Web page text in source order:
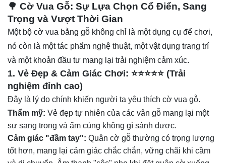
🌳 Cờ Vua Gỗ: Sự Lựa Chọn Cổ Điển, Sang
Trọng và Vượt Thời Gian
Một bộ cờ vua bằng gỗ không chỉ là một dụng cụ để chơi,
nó còn là một tác phẩm nghệ thuật, một vật dụng trang trí
và một khoản đầu tư mang lại trải nghiệm cảm xúc.
1. Vẻ Đẹp & Cảm Giác Chơi: ⭐⭐⭐⭐⭐ (Trải
nghiệm đỉnh cao)
Đây là lý do chính khiến người ta yêu thích cờ vua gỗ.
Thẩm mỹ: Vẻ đẹp tự nhiên của các vân gỗ mang lại một
sự sang trọng và ấm cúng không gì sánh được.
Cảm giác "đầm tay": Quân cờ gỗ thường có trọng lượng
tốt hơn, mang lại cảm giác chắc chắn, vững chãi khi cầm